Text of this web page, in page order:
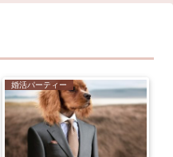
婚活パーティー